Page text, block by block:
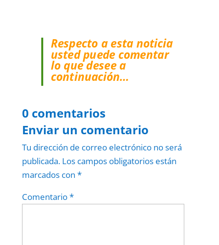
Respecto a esta noticia
usted puede comentar
lo que desee a
continuación…
0 comentarios
Enviar un comentario
Tu dirección de correo electrónico no será
publicada. Los campos obligatorios están
marcados con *
Comentario*